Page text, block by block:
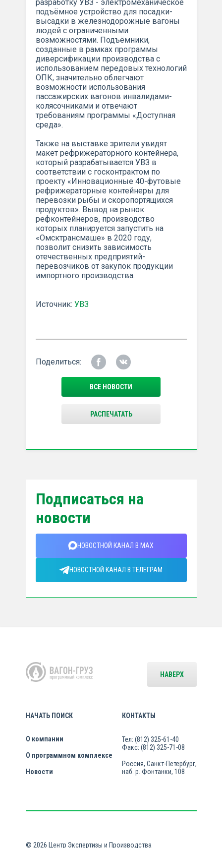
разработку УВЗ - электромеханическое
подъёмное устройство для посадки-
высадки в железнодорожные вагоны
людей с ограниченными
возможностями. Подъёмники,
созданные в рамках программы
диверсификации производства с
использованием передовых технологий
ОПК, значительно облегчают
возможности использования
пассажирских вагонов инвалидами-
колясочниками и отвечают
требованиям программы «Доступная
среда».
Также на выставке зрители увидят
макет рефрижераторного контейнера,
который разрабатывается УВЗ в
соответствии с госконтрактом по
проекту «Инновационные 40-футовые
рефрижераторные контейнеры для
перевозки рыбы и скоропортящихся
продуктов». Вывод на рынок
рефконтейнеров, производство
которых планируется запустить на
«Омсктрансмаше» в 2020 году,
позволит снизить зависимость
отечественных предприятий-
перевозчиков от закупок продукции
импортного производства.
Источник: УВЗ
Поделиться:
ВСЕ НОВОСТИ
РАСПЕЧАТАТЬ
Подписаться на
новости
НОВОСТНОЙ КАНАЛ В MAX
НОВОСТНОЙ КАНАЛ В ТЕЛЕГРАМ
НАЧАТЬ ПОИСК
О компании
О программном комплексе
Новости
КОНТАКТЫ
Тел: (812) 325-61-40
Факс: (812) 325-71-08
Россия, Санкт-Петербург,
наб. р. Фонтанки, 108
НАВЕРХ
© 2026 Центр Экспертизы и Производства